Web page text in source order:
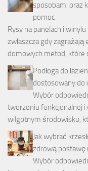
sposobami oraz
pomoc
Rysy na panelach i
zwłaszcza gdy
domowych metod, które
Podłoga do
dostosowany
Wybór
tworzeniu funkcjonalnej
wilgotnym środowisku,
Jak wybrać
zdrową postawę
Wybór